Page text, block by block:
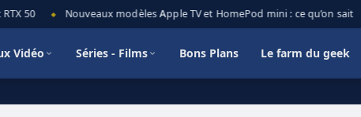
50 Nouveaux modèles Apple TV et HomePod mini : ce qu’on sait
Vidéo Séries - Films Bons Plans Le farm du geek